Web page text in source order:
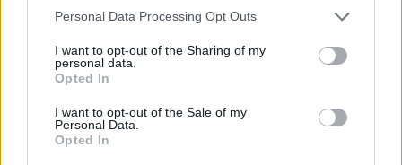
Please note that this website/app uses one or more Google
not limited to your visit or usage behaviour. You may click to
grant or deny consent to Google and its third-party tags to
use your data for below specified purposes in below Google
consent section.
Personal Data Processing Opt Outs
I want to opt-out of the Sharing of my
personal data.
Opted In
I want to opt-out of the Sale of my
Personal Data.
Opted In
szinhaz szerk. 2018. november 23.
Többek között egy sárga rózsákból álló csokrot és
színházi öltözőkulcsának ezüstből kiöntött mását